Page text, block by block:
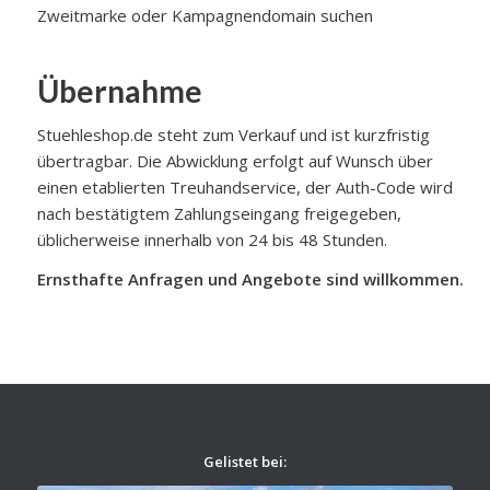
Zweitmarke oder Kampagnendomain suchen
Übernahme
Stuehleshop.de steht zum Verkauf und ist kurzfristig
übertragbar. Die Abwicklung erfolgt auf Wunsch über
einen etablierten Treuhandservice, der Auth-Code wird
nach bestätigtem Zahlungseingang freigegeben,
üblicherweise innerhalb von 24 bis 48 Stunden.
Ernsthafte Anfragen und Angebote sind willkommen.
Gelistet bei: